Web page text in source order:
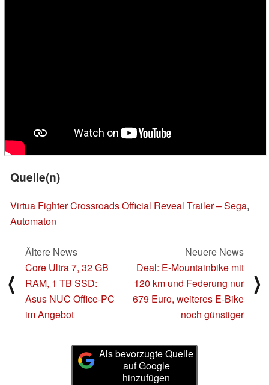
Quelle(n)
Virtua Fighter Crossroads Official Reveal Trailer – Sega,
Automaton
⟨
Ältere News
Core Ultra 7, 32 GB
RAM, 1 TB SSD:
Asus NUC Office-PC
im Angebot
Neuere News
Deal: E-Mountainbike mit
120 km und Federung nur
679 Euro, weiteres E-Bike
noch günstiger
⟩
Als bevorzugte Quelle
auf Google
hinzufügen